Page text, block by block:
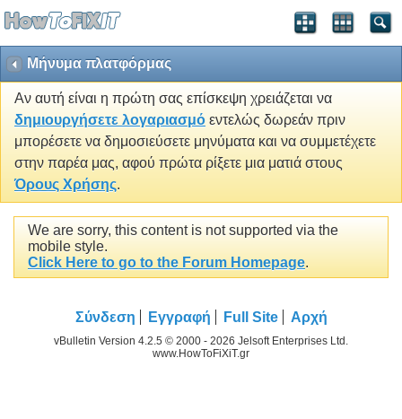
Μήνυμα πλατφόρμας
Αν αυτή είναι η πρώτη σας επίσκεψη χρειάζεται να
δημιουργήσετε λογαριασμό εντελώς δωρεάν πριν
μπορέσετε να δημοσιεύσετε μηνύματα και να συμμετέχετε
στην παρέα μας, αφού πρώτα ρίξετε μια ματιά στους
Όρους Χρήσης.
We are sorry, this content is not supported via the
mobile style.
Click Here to go to the Forum Homepage.
Σύνδεση Εγγραφή Full Site Αρχή
vBulletin Version 4.2.5 © 2000 - 2026 Jelsoft Enterprises Ltd.
www.HowToFiXiT.gr